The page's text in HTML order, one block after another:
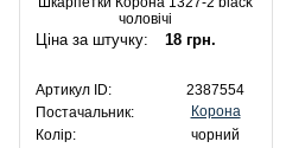
чоловічі
Ціна за штучку: 18 грн.
Артикул ID:
2387554
Постачальник:
Корона
Колір:
чорний